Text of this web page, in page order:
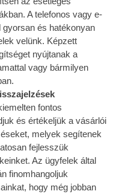
A telefonos vagy e-
és hatékonyan
velünk. Képzett
nyújtanak a
vagy bármilyen
fontos
és értékeljük a vásárlói
melyek segítenek
fejlesszük
Az ügyfelek által
finomhangoljuk
hogy még jobban